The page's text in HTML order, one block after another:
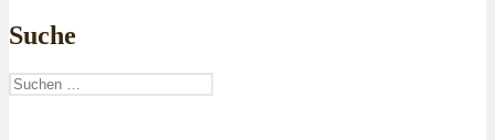
Suche
Suchen
nach: